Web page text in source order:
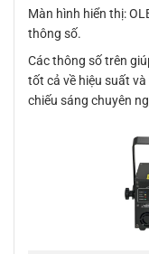
Màn hình hiển thị:
thông số.
Các thông số trên
tốt cả về hiệu suất
chiếu sáng chuyên